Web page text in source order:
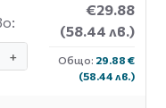
+
€29.88
(58.44 лв.)
Общо: 29.88 €
(58.44 лв.)